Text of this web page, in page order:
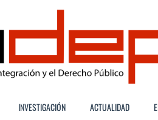
INVESTIGACIÓN ACTUALIDAD